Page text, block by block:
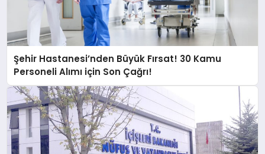
Şehir Hastanesi’nden Büyük Fırsat! 30 Kamu
Personeli Alımı için Son Çağrı!